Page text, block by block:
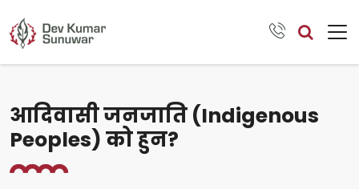
आदिवासी जनजाति (Indigenous
Peoples) को हुन?